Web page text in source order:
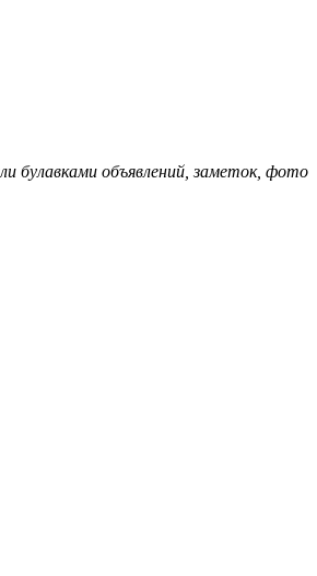
булавками объявлений, заметок, фото